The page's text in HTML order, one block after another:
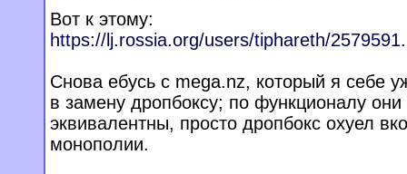
Вот к этому:
https://lj.rossia.org/users/tiphareth/2
Снова ебусь с mega.nz, который я себе
в замену дропбоксу; по функционалу
эквивалентны, просто дропбокс охуел
монополии.